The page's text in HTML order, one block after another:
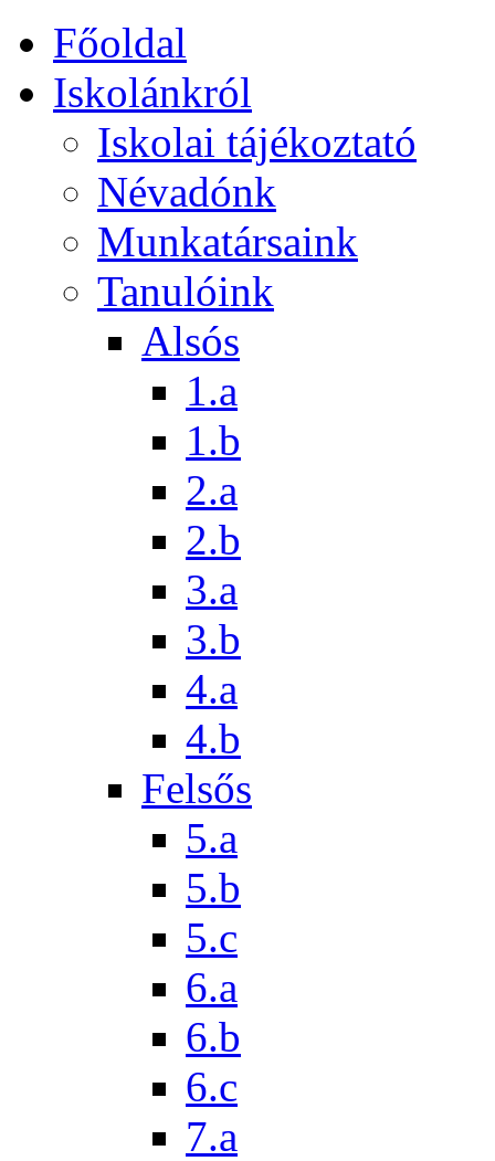
Főoldal
Iskolánkról
Iskolai tájékoztató
Névadónk
Munkatársaink
Tanulóink
Alsós
1.a
1.b
2.a
2.b
3.a
3.b
4.a
4.b
Felsős
5.a
5.b
5.c
6.a
6.b
6.c
7.a